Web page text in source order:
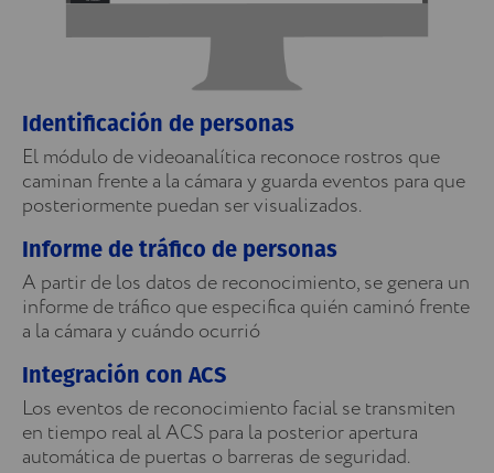
Identificación de personas
El módulo de videoanalítica reconoce rostros que
caminan frente a la cámara y guarda eventos para que
posteriormente puedan ser visualizados.
Informe de tráfico de personas
A partir de los datos de reconocimiento, se genera un
informe de tráfico que especifica quién caminó frente
a la cámara y cuándo ocurrió
Integración con ACS
Los eventos de reconocimiento facial se transmiten
en tiempo real al ACS para la posterior apertura
automática de puertas o barreras de seguridad.